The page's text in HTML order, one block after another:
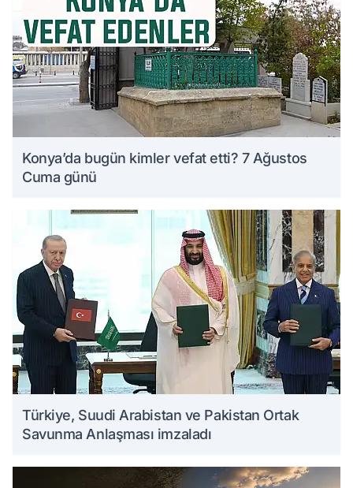
Konya’da bugün kimler vefat etti? 7 Ağustos
Cuma günü
Türkiye, Suudi Arabistan ve Pakistan Ortak
Savunma Anlaşması imzaladı